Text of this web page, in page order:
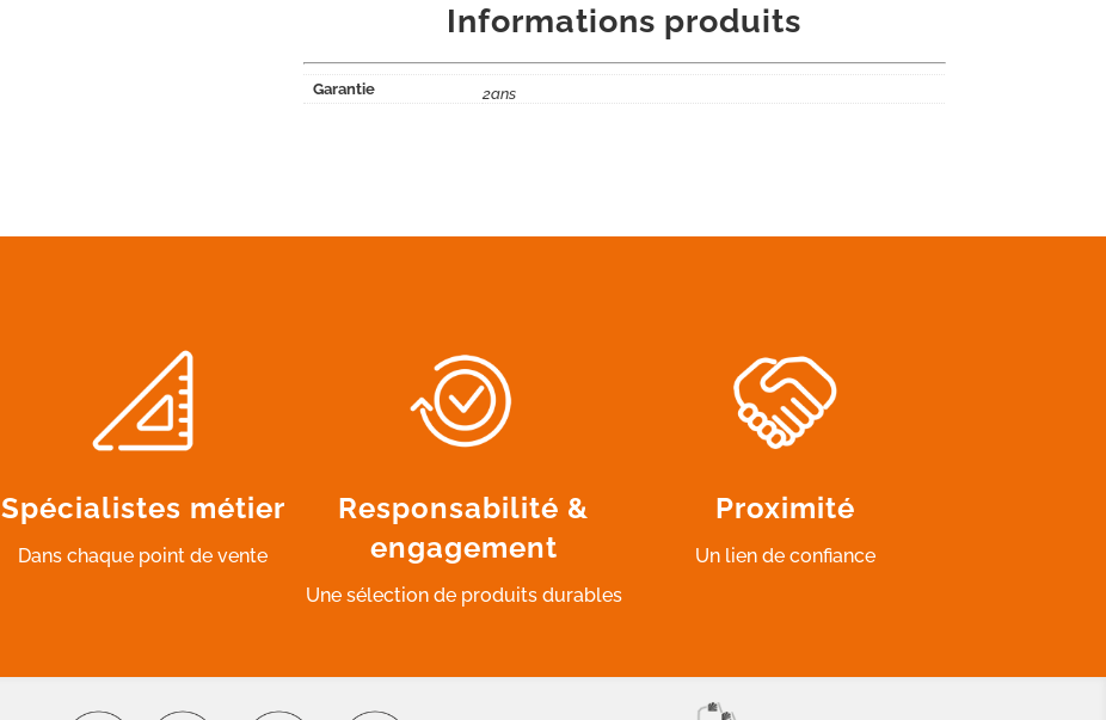
Informations produits
Garantie 2ans
Spécialistes métier
Dans chaque point de vente
Responsabilité &
engagement
Une sélection de produits durables
Proximité
Un lien de confiance